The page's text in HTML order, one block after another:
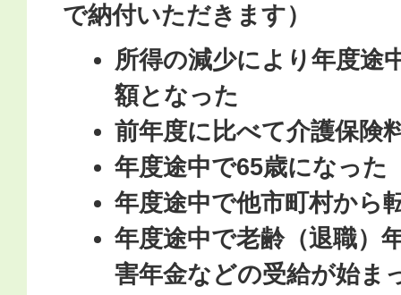
で納付いただきます）
所得の減少により年度途
額となった
前年度に比べて介護保険
年度途中で65歳になった
年度途中で他市町村から
年度途中で老齢（退職）
害年金などの受給が始ま